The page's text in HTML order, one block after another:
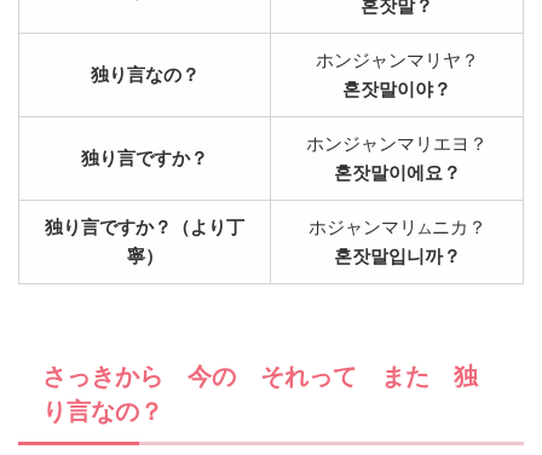
혼잣말？
独り言なの？
ホンジャンマリヤ？
혼잣말이야？
独り言ですか？
ホンジャンマリエヨ？
혼잣말이에요？
独り言ですか？（より丁
寧）
ホジャンマリ ムニカ？
혼잣말입니까？
さっきから 今の それって また 独
り言なの？